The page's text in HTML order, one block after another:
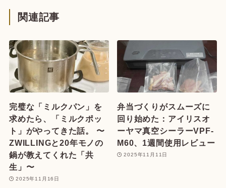
関連記事
完璧な「ミルクパン」を
求めたら、「ミルクポッ
ト」がやってきた話。 〜
ZWILLINGと20年モノの
鍋が教えてくれた「共
生」〜
2025年11月16日
弁当づくりがスムーズに
回り始めた：アイリスオ
ーヤマ真空シーラーVPF-
M60、1週間使用レビュー
2025年11月11日